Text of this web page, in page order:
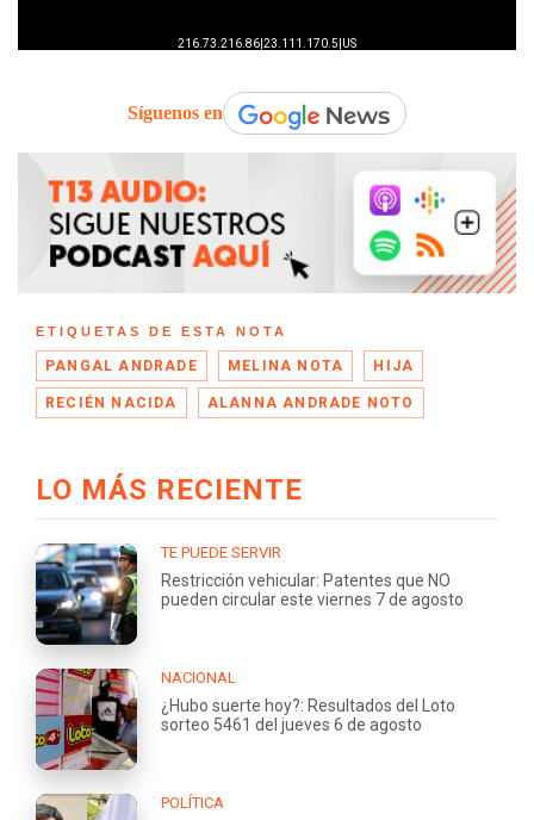
Síguenos en
ETIQUETAS DE ESTA NOTA
PANGAL ANDRADE MELINA NOTA HIJA
RECIÉN NACIDA ALANNA ANDRADE NOTO
LO MÁS RECIENTE
TE PUEDE SERVIR
Restricción vehicular: Patentes que NO
pueden circular este viernes 7 de agosto
NACIONAL
¿Hubo suerte hoy?: Resultados del Loto
sorteo 5461 del jueves 6 de agosto
POLÍTICA